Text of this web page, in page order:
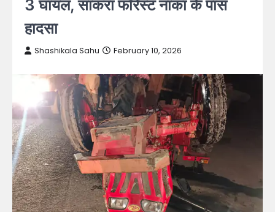
3 घायल, सांकरा फॉरेस्ट नाका के पास
हादसा
Shashikala Sahu February 10, 2026